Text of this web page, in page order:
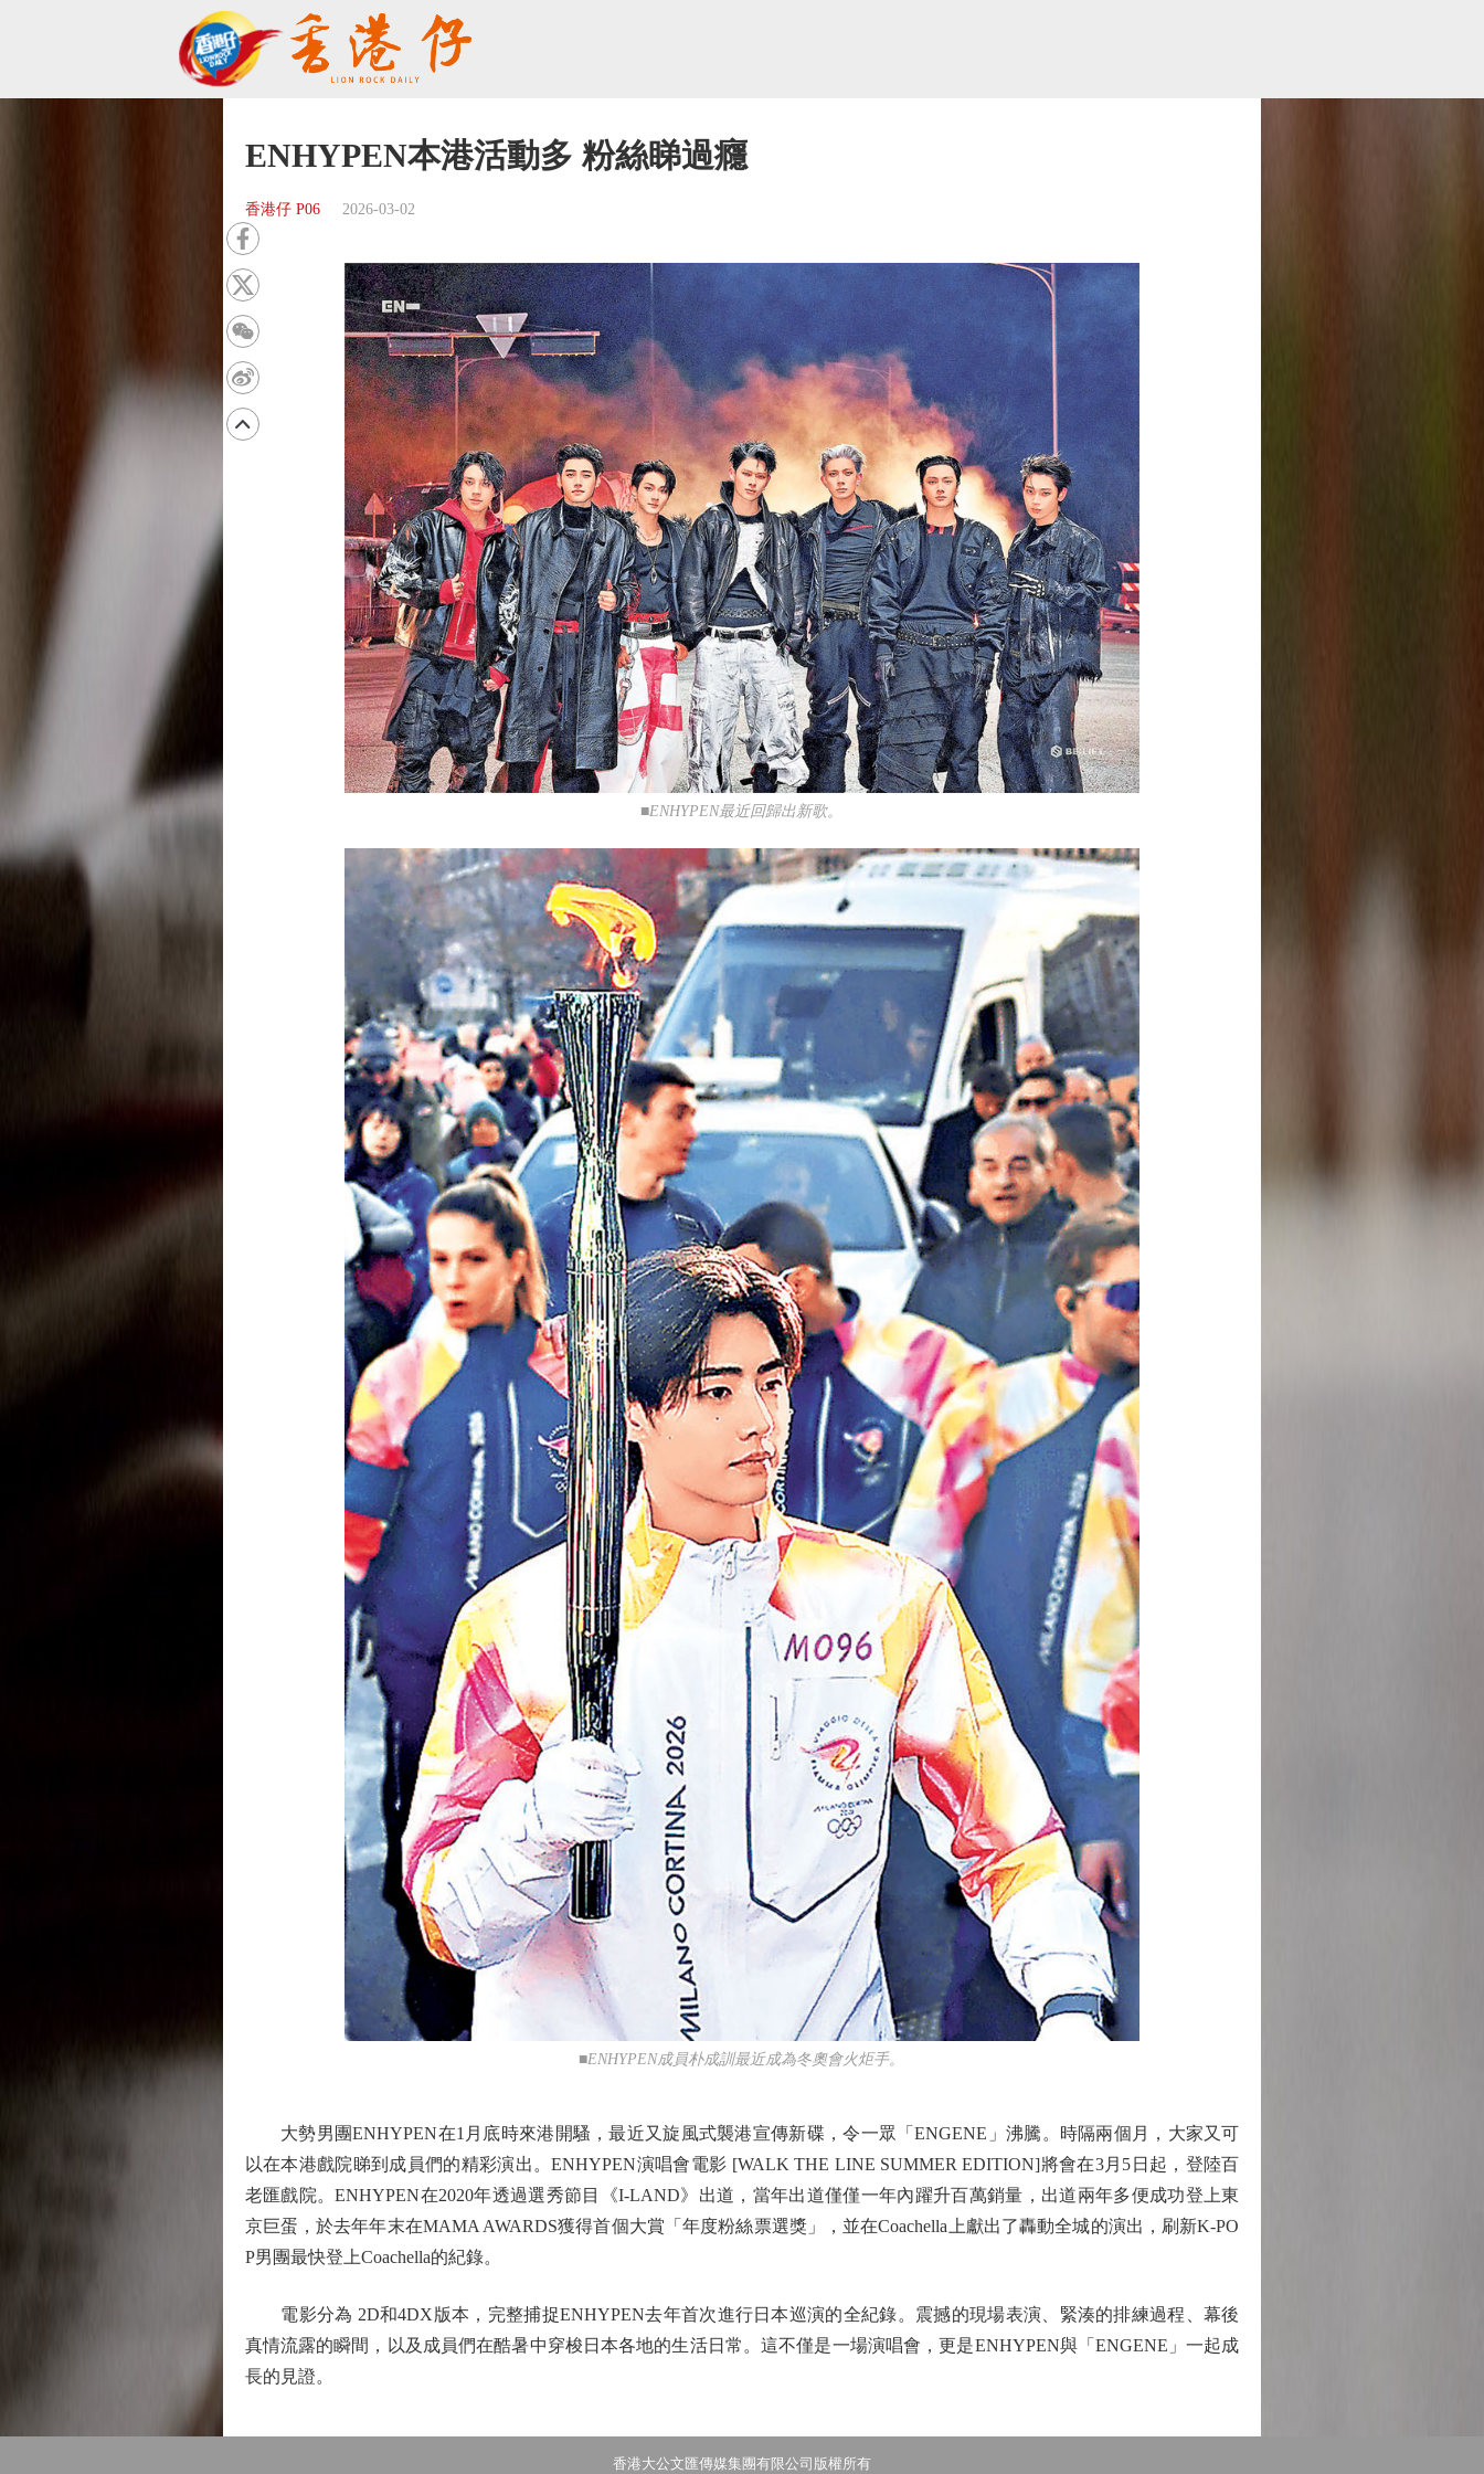
ENHYPEN本港活動多 粉絲睇過癮
香港仔 P06 2026-03-02
■ENHYPEN最近回歸出新歌。
■ENHYPEN成員朴成訓最近成為冬奧會火炬手。
大勢男團ENHYPEN在1月底時來港開騷，最近又旋風式襲港宣傳新碟，令一眾「ENGENE」沸騰。時隔兩個月，大家又可
以在本港戲院睇到成員們的精彩演出。ENHYPEN演唱會電影 [WALK THE LINE SUMMER EDITION]將會在3月5日起，登陸百
老匯戲院。ENHYPEN在2020年透過選秀節目《I-LAND》出道，當年出道僅僅一年內躍升百萬銷量，出道兩年多便成功登上東
京巨蛋，於去年年末在MAMA AWARDS獲得首個大賞「年度粉絲票選獎」，並在Coachella上獻出了轟動全城的演出，刷新K-PO
P男團最快登上Coachella的紀錄。
電影分為 2D和4DX版本，完整捕捉ENHYPEN去年首次進行日本巡演的全紀錄。震撼的現場表演、緊湊的排練過程、幕後
真情流露的瞬間，以及成員們在酷暑中穿梭日本各地的生活日常。這不僅是一場演唱會，更是ENHYPEN與「ENGENE」一起成
長的見證。
香港大公文匯傳媒集團有限公司版權所有